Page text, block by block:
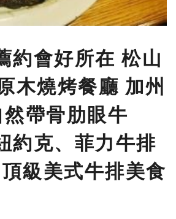
約會好所在 松山
木燒烤餐廳 加州
帶骨肋眼牛
約克、菲力牛排
級美式牛排美食